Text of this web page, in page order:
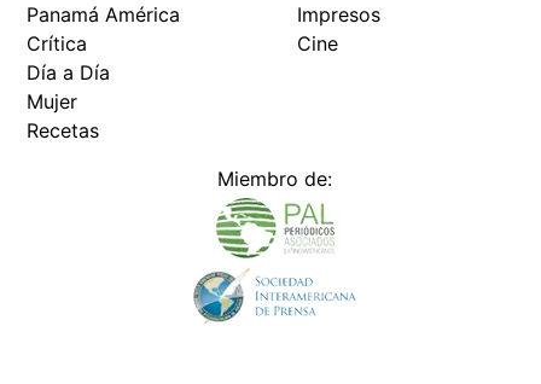
Panamá América
Crítica
Día a Día
Mujer
Recetas
Impresos
Cine
Miembro de: